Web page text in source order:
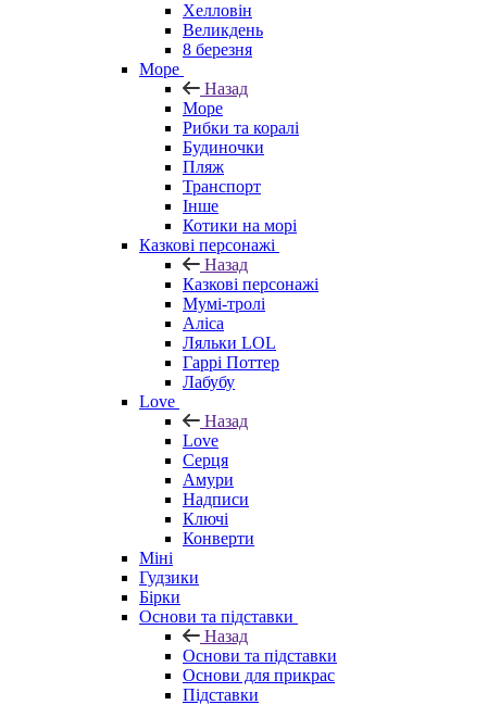
Хелловін
Великдень
8 березня
Море
Назад
Море
Рибки та коралі
Будиночки
Пляж
Транспорт
Інше
Котики на морі
Казкові персонажі
Назад
Казкові персонажі
Мумі-тролі
Аліса
Ляльки LOL
Гаррі Поттер
Лабубу
Love
Назад
Love
Серця
Амури
Надписи
Ключі
Конверти
Міні
Гудзики
Бірки
Основи та підставки
Назад
Основи та підставки
Основи для прикрас
Підставки